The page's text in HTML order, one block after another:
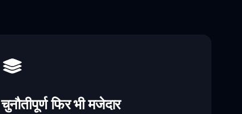
चुनौतीपूर्ण फिर भी मजेदार